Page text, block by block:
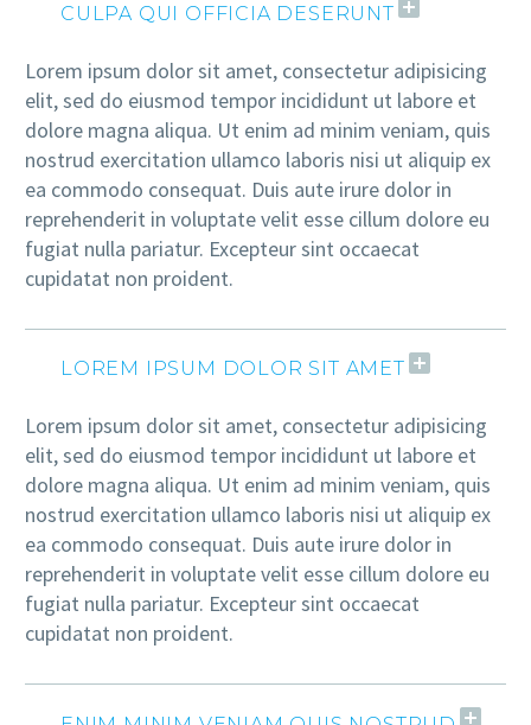
CULPA QUI OFFICIA DESERUNT
Lorem ipsum dolor sit amet, consectetur adipisicing
elit, sed do eiusmod tempor incididunt ut labore et
dolore magna aliqua. Ut enim ad minim veniam, quis
nostrud exercitation ullamco laboris nisi ut aliquip ex
ea commodo consequat. Duis aute irure dolor in
reprehenderit in voluptate velit esse cillum dolore eu
fugiat nulla pariatur. Excepteur sint occaecat
cupidatat non proident.
LOREM IPSUM DOLOR SIT AMET
Lorem ipsum dolor sit amet, consectetur adipisicing
elit, sed do eiusmod tempor incididunt ut labore et
dolore magna aliqua. Ut enim ad minim veniam, quis
nostrud exercitation ullamco laboris nisi ut aliquip ex
ea commodo consequat. Duis aute irure dolor in
reprehenderit in voluptate velit esse cillum dolore eu
fugiat nulla pariatur. Excepteur sint occaecat
cupidatat non proident.